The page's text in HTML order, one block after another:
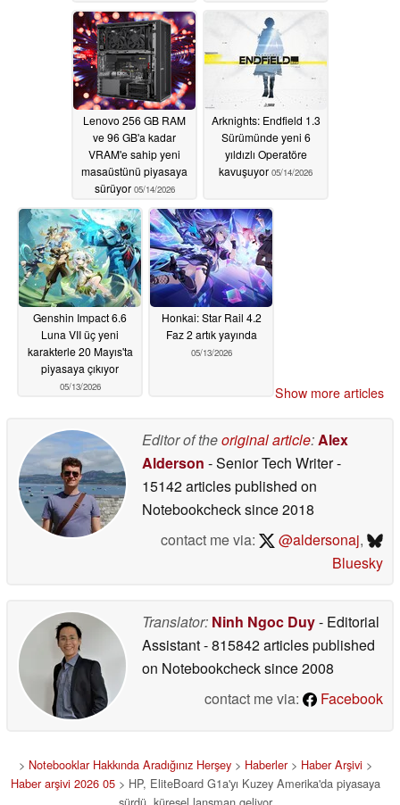
05/14/2026
Lenovo 256 GB RAM
ve 96 GB'a kadar
VRAM'e sahip yeni
masaüstünü piyasaya
sürüyor 05/14/2026
Arknights: Endfield 1.3
Sürümünde yeni 6
yıldızlı Operatöre
kavuşuyor 05/14/2026
Genshin Impact 6.6
Luna VII üç yeni
karakterle 20 Mayıs'ta
piyasaya çıkıyor
05/13/2026
Honkai: Star Rail 4.2
Faz 2 artık yayında
05/13/2026
Show more articles
Editor of theoriginal article:Alex
Alderson - Senior Tech Writer-
15142 articles published on
Notebookchecksince 2018
contact me via:
@aldersonaj,
Bluesky
Translator: Ninh Ngoc Duy- Editorial
Assistant- 815842 articles published
on Notebookchecksince 2008
contact me via:
Facebook
> Notebooklar Hakkında Aradığınız Herşey > Haberler> Haber Arşivi >
Haber arşivi 2026 05 > HP, EliteBoard G1a'yı Kuzey Amerika'da piyasaya
sürdü, küresel lansman geliyor